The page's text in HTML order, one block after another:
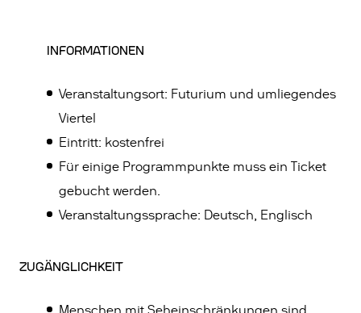
INFORMATIONEN
Veranstaltungsort: Futurium und umliegendes
Viertel
Eintritt: kostenfrei
Für einige Programmpunkte muss ein Ticket
gebucht werden.
Veranstaltungssprache: Deutsch, Englisch
ZUGÄNGLICHKEIT